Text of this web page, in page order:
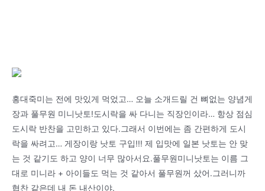
홍대죽미는 전에 맛있게 먹었고… 오늘 소개드릴 건 뼈없는 양념게
장과 풀무원 미니낫토!도시락을 싸 다니는 직장인이라… 항상 점심
도시락 반찬을 고민하고 있다.그래서 이번에는 좀 간편하게 도시
락을 싸려고… 게장이랑 낫토 구입!!! 제 입맛에 일본 낫토는 안 맞
는 것 같기도 하고 양이 너무 많아서요.풀무원미니낫토는 이름 그
대로 미니라 + 아이들도 먹는 것 같아서 풀무원꺼 샀어.그러니까
협찬 같은데 내 돈 내산이야.